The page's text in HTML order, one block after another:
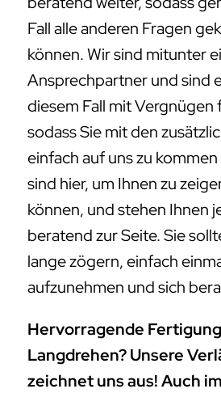
Fall alle anderen Fragen
können. Wir sind mitunter
Ansprechpartner und sind
diesem Fall mit Vergnügen
sodass Sie mit den
einfach auf uns zu
sind hier, um Ihnen zu
können, und stehen Ihnen
beratend zur Seite. Sie
lange zögern, einfach
aufzunehmen und sich
Hervorragende
Langdrehen? Unsere
zeichnet uns aus! Auch